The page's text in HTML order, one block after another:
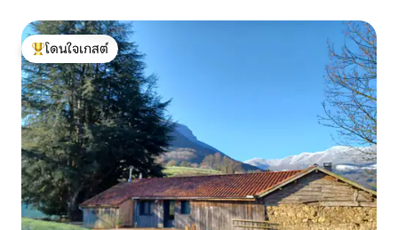
โดนใจเกสต์ที่สุด
โดนใจเกสต์